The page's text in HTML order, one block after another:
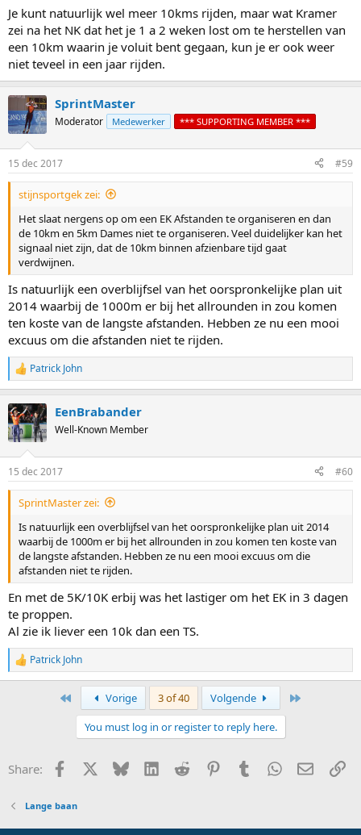
Je kunt natuurlijk wel meer 10kms rijden, maar wat Kramer
zei na het NK dat het je 1 a 2 weken lost om te herstellen van
een 10km waarin je voluit bent gegaan, kun je er ook weer
niet teveel in een jaar rijden.
SprintMaster
Moderator Medewerker *** SUPPORTING MEMBER ***
15 dec 2017 #59
stijnsportgek zei:
Het slaat nergens op om een EK Afstanden te organiseren en dan
de 10km en 5km Dames niet te organiseren. Veel duidelijker kan het
signaal niet zijn, dat de 10km binnen afzienbare tijd gaat
verdwijnen.
Is natuurlijk een overblijfsel van het oorspronkelijke plan uit
2014 waarbij de 1000m er bij het allrounden in zou komen
ten koste van de langste afstanden. Hebben ze nu een mooi
excuus om die afstanden niet te rijden.
R
e
c
t
i
s
:
Patrick John
EenBrabander
Well-Known Member
15 dec 2017 #60
SprintMaster zei:
Is natuurlijk een overblijfsel van het oorspronkelijke plan uit 2014
waarbij de 1000m er bij het allrounden in zou komen ten koste van
de langste afstanden. Hebben ze nu een mooi excuus om die
afstanden niet te rijden.
En met de 5K/10K erbij was het lastiger om het EK in 3 dagen
te proppen.
Al zie ik liever een 10k dan een TS.
R
e
s
Patrick John
Vorige 3 of 40 Volgende
You must log in or register to reply here.
Share: Facebook Bluesky LinkedInReddit PinterestTumblrWhatsApp
E-mail
Lange baan